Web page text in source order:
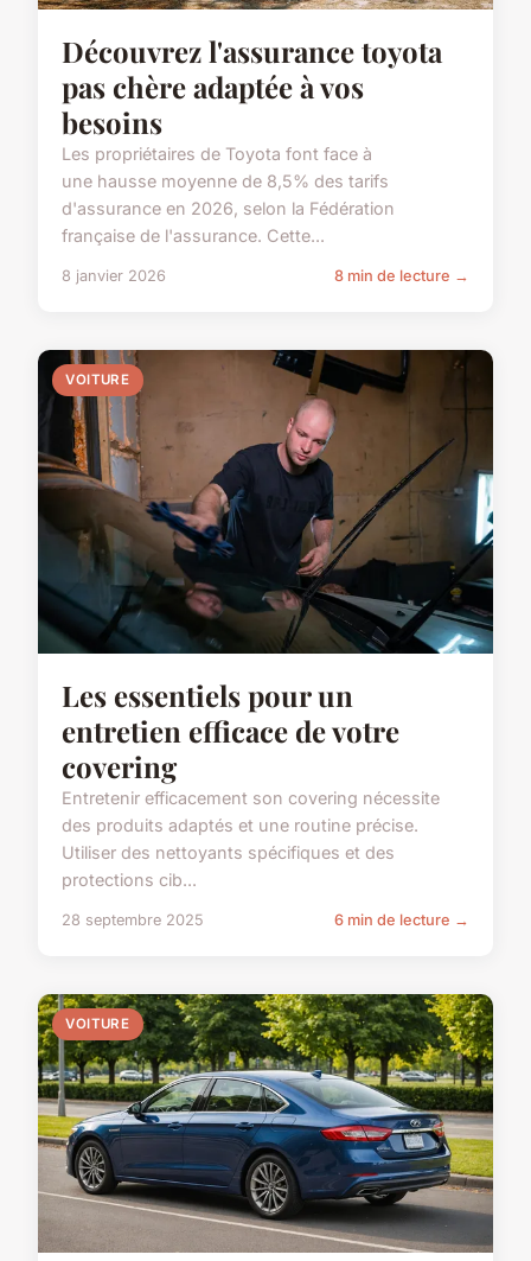
Découvrez l'assurance toyota
pas chère adaptée à vos
besoins
Les propriétaires de Toyota font face à
une hausse moyenne de 8,5% des tarifs
d'assurance en 2026, selon la Fédération
française de l'assurance. Cette...
8 janvier 2026 8 min de lecture →
VOITURE
Les essentiels pour un
entretien efficace de votre
covering
Entretenir efficacement son covering nécessite
des produits adaptés et une routine précise.
Utiliser des nettoyants spécifiques et des
protections cib...
28 septembre 2025 6 min de lecture →
VOITURE